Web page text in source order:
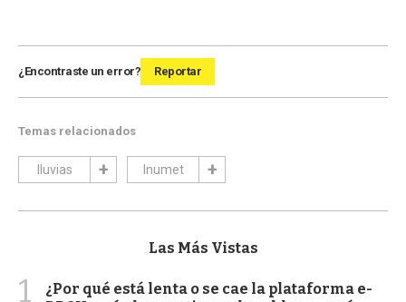
¿Encontraste un error? Reportar
Temas relacionados
lluvias Inumet
Las Más Vistas
1
¿Por qué está lenta o se cae la plataforma e-